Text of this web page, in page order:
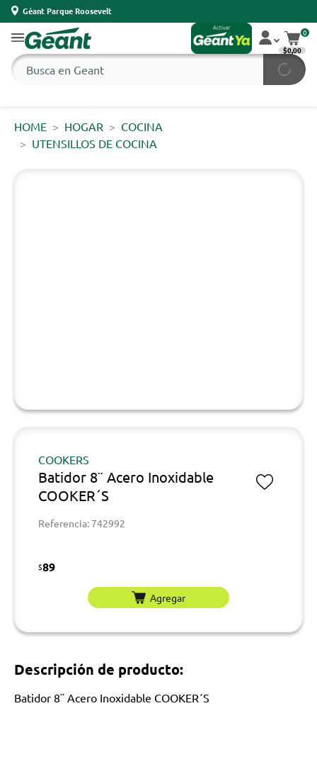
Géant Parque Roosevelt
0
$0,00
HOME HOGAR
COCINA
UTENSILLOS DE COCINA
COOKERS
Batidor 8¨ Acero Inoxidable
COOKER´S
Referencia: 742992
$89
Agregar
Descripción de producto:
Batidor 8¨ Acero Inoxidable COOKER´S